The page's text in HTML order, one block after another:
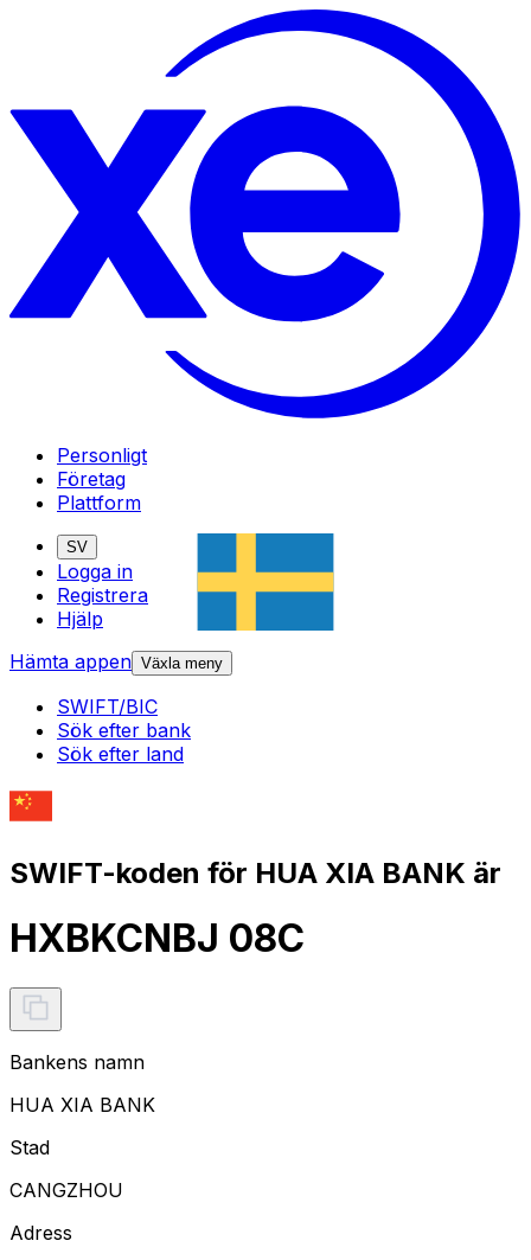
Personligt
Företag
Plattform
SV
Logga in
Registrera
Hjälp
Hämta appen Växla meny
SWIFT/BIC
Sök efter bank
Sök efter land
SWIFT-koden för HUA XIA BANK är
HXBKCNBJ 08C
Bankens namn
HUA XIA BANK
Stad
CANGZHOU
Adress